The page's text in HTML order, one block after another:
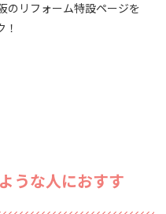
のリフォーム特設ページを
！
うな人におすす